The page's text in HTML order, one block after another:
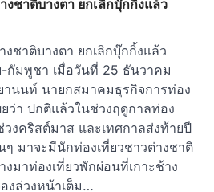
งชาติบางตา ยกเลิกบุ๊กกิ้งแล้ว
งชาติบางตา ยกเลิกบุ๊กกิ้งแล้ว
กัมพูชา เมื่อวันที่ 25 ธันวาคม
นนท์ นายกสมาคมธุรกิจการท่อง
ยว่า ปกติแล้วในช่วงฤดูกาลท่อง
งคริสต์มาส และเทศกาลส่งท้ายปี
มาจะมีนักท่องเที่ยวชาวต่างชาติ
งมาท่องเที่ยวพักผ่อนที่เกาะช้าง
งล่วงหน้าเต็ม…